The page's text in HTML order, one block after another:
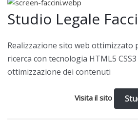
Studio Legale
Realizzazione sito web ottimizzato
ricerca con tecnologia HTML5
ottimizzazione dei contenuti
Visita il sito